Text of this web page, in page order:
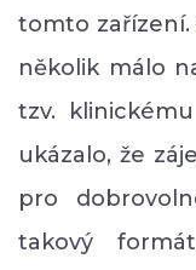
tomto
několik málo
tzv.
ukázalo, že
pro
takový